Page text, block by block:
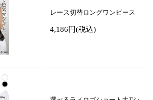
レース切替ロングワンピース
4,186円(税込)